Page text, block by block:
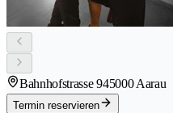
Bahnhofstrasse 945000 Aarau
Termin reservieren